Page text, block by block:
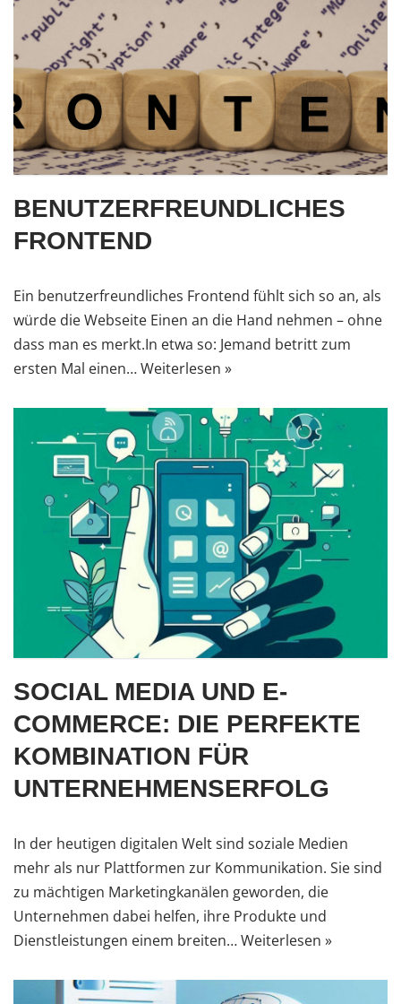
BENUTZERFREUNDLICHES
FRONTEND
Ein benutzerfreundliches Frontend fühlt sich so an, als
würde die Webseite Einen an die Hand nehmen – ohne
dass man es merkt.In etwa so: Jemand betritt zum
ersten Mal einen…Weiterlesen »
SOCIAL MEDIA UND E-
COMMERCE: DIE PERFEKTE
KOMBINATION FÜR
UNTERNEHMENSERFOLG
In der heutigen digitalen Welt sind soziale Medien
mehr als nur Plattformen zur Kommunikation. Sie sind
zu mächtigen Marketingkanälen geworden, die
Unternehmen dabei helfen, ihre Produkte und
Dienstleistungen einem breiten…Weiterlesen »